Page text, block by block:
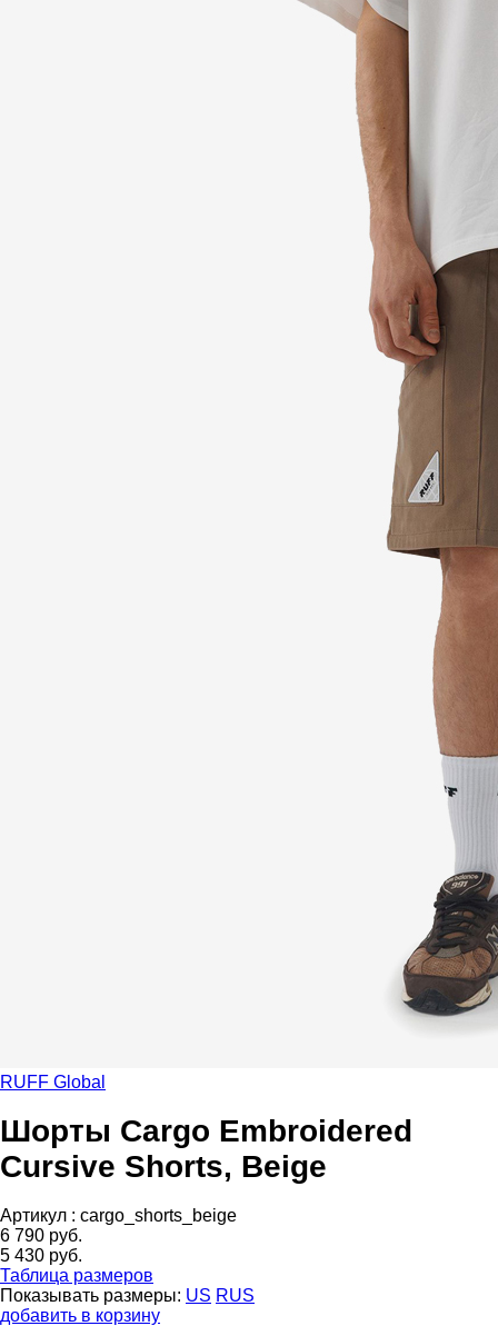
RUFF Global
Шорты Cargo Embroidered
Cursive Shorts, Beige
Артикул : cargo_shorts_beige
6 790 руб.
5 430 руб.
Таблица размеров
Показывать размеры: US RUS
добавить в корзину